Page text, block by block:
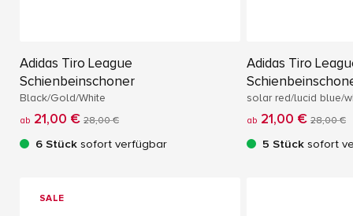
Adidas Tiro League
Schienbeinschoner
Black/Gold/White
ab 21,00 € 28,00 €
6 Stück sofort verfügbar
Adidas Tiro
solar red/lucid blue/
ab 21,00 € 28,00 €
5 Stück sofort
SALE